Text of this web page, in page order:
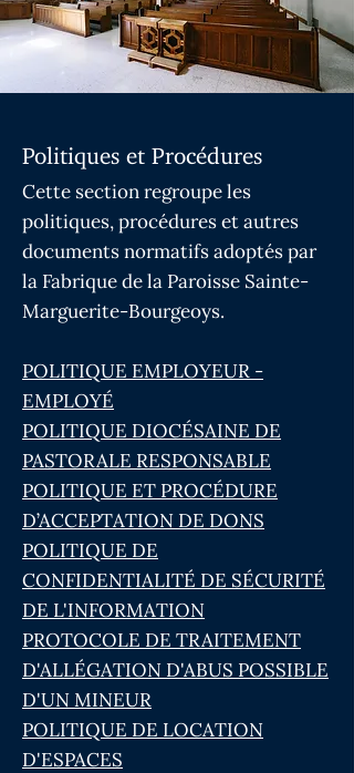
Politiques et Procédures
Cette section regroupe les
politiques, procédures et autres
documents normatifs adoptés par
la Fabrique de la Paroisse Sainte-
Marguerite-Bourgeoys.
POLITIQUE EMPLOYEUR -
EMPLOYÉ
POLITIQUE DIOCÉSAINE DE
PASTORALE RESPONSABLE
POLITIQUE ET PROCÉDURE
D’ACCEPTATION DE DONS
POLITIQUE DE
CONFIDENTIALITÉ DE SÉCURITÉ
DE L'INFORMATION
PROTOCOLE DE TRAITEMENT
D'ALLÉGATION D'ABUS POSSIBLE
D'UN MINEUR
POLITIQUE DE LOCATION
D'ESPACES